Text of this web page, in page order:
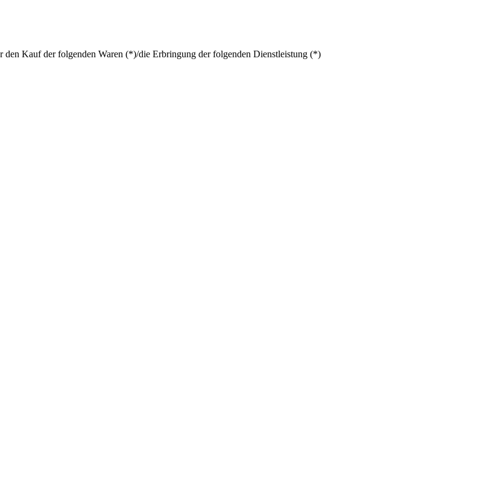
Kauf der folgenden Waren (*)/die Erbringung der folgenden Dienstleistung (*)